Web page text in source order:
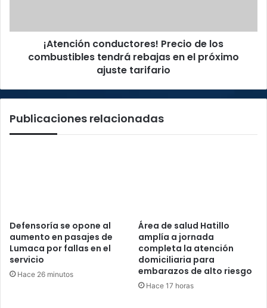
en
próximo
¡Atención conductores! Precio de los
combustibles tendrá rebajas en el próximo
ajuste tarifario
Publicaciones relacionadas
Defensoría se opone al
aumento en pasajes de
Lumaca por fallas en el
servicio
Hace 26 minutos
Área de salud Hatillo
amplía a jornada
completa la atención
domiciliaria para
embarazos de alto riesgo
Hace 17 horas